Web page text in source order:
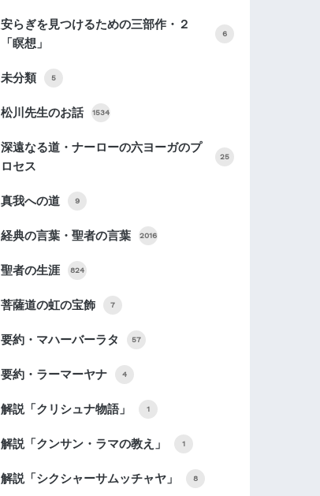
安らぎを見つけるための三部作・２
「瞑想」
6
未分類 5
松川先生のお話 1534
深遠なる道・ナーローの六ヨーガのプ
ロセス
25
真我への道 9
経典の言葉・聖者の言葉 2016
聖者の生涯 824
菩薩道の虹の宝飾 7
要約・マハーバーラタ 57
要約・ラーマーヤナ 4
解説「クリシュナ物語」 1
解説「クンサン・ラマの教え」 1
解説「シクシャーサムッチャヤ」 8